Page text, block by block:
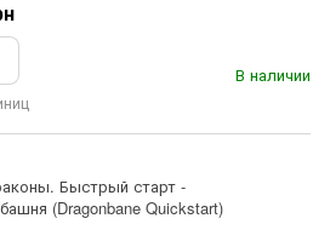
В наличии
Быстрый старт -
(Dragonbane Quickstart)